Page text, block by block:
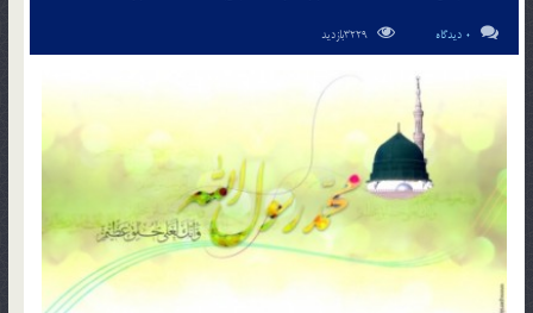
0 دیدگاه